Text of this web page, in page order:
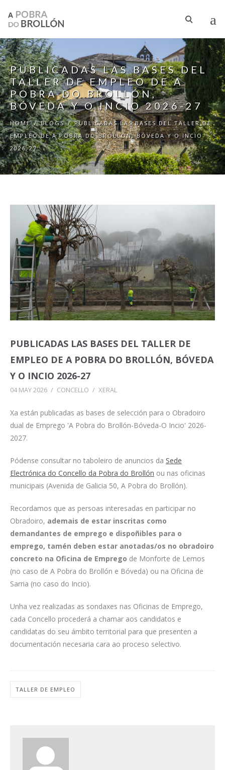
PUBLICADAS LAS BASES DEL
TALLER DE EMPLEO DE A
POBRA DO BROLLÓN,
BÓVEDA Y O INCIO 2026-27
HOME / BLOGS / PUBLICADAS LAS BASES DEL TALLER DE
EMPLEO DE A POBRA DO BROLLÓN, BÓVEDA Y O INCIO
2026-27
PUBLICADAS LAS BASES DEL TALLER DE
EMPLEO DE A POBRA DO BROLLÓN, BÓVEDA
Y O INCIO 2026-27
04 MAY 2026 / CONCELLO / XERAL
Xa están publicadas as bases de selección para o Obradoiro
dual de Emprego 'A Pobra do Brollón-Bóveda-O Incio' 2026-
2027.
Pódense consultar no taboleiro de anuncios da Sede
Electrónica do Concello da Pobra do Brollón ou nas oficinas
municipais (Avenida de Galicia 50, A Pobra do Brollón).
Recordamos que as persoas interesadas en participar no
Obradoiro, ademais de estar inscritas como
demandantes de emprego e dispoñibles para o
emprego, tamén deben estar anotadas/os no obradoiro
concreto na Oficina de Emprego de Monforte de Lemos
(no caso de A Pobra do Brollón e Bóveda) ou na Oficina de
Sarria (no caso do Incio).
Unha vez realizadas as sondaxes nas Oficinas de Emprego,
cada Concello procederá a chamar aos candidatos e
candidatas do seu ámbito territorial para que presenten a
documentación necesaria cara ao proceso selectivo.
TALLER DE EMPLEO